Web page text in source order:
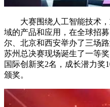
大赛围绕人工智能技术，
域的产品和应用，在全球招
尔、北京和西安举办了三场
苏州总决赛现场诞生了一等
国际创新奖2名，成长潜力奖
颁奖。